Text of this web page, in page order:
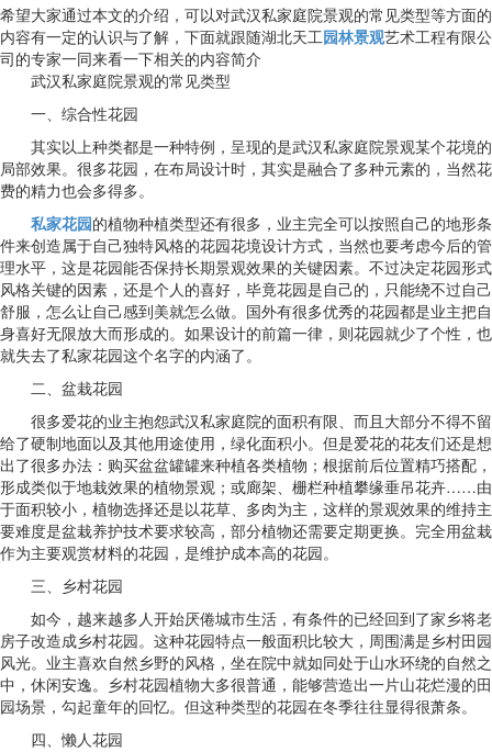
希望大家通过本文的介绍，可以对武汉私家庭院景观的常见类型等方面的
内容有一定的认识与了解，下面就跟随湖北天工园林景观艺术工程有限公
司的专家一同来看一下相关的内容简介
武汉私家庭院景观的常见类型
一、综合性花园
其实以上种类都是一种特例，呈现的是武汉私家庭院景观某个花境的
局部效果。很多花园，在布局设计时，其实是融合了多种元素的，当然花
费的精力也会多得多。
私家花园的植物种植类型还有很多，业主完全可以按照自己的地形条
件来创造属于自己独特风格的花园花境设计方式，当然也要考虑今后的管
理水平，这是花园能否保持长期景观效果的关键因素。不过决定花园形式
风格关键的因素，还是个人的喜好，毕竟花园是自己的，只能绕不过自己
舒服，怎么让自己感到美就怎么做。国外有很多优秀的花园都是业主把自
身喜好无限放大而形成的。如果设计的前篇一律，则花园就少了个性，也
就失去了私家花园这个名字的内涵了。
二、盆栽花园
很多爱花的业主抱怨武汉私家庭院的面积有限、而且大部分不得不留
给了硬制地面以及其他用途使用，绿化面积小。但是爱花的花友们还是想
出了很多办法：购买盆盆罐罐来种植各类植物；根据前后位置精巧搭配，
形成类似于地栽效果的植物景观；或廊架、栅栏种植攀缘垂吊花卉……由
于面积较小，植物选择还是以花草、多肉为主，这样的景观效果的维持主
要难度是盆栽养护技术要求较高，部分植物还需要定期更换。完全用盆栽
作为主要观赏材料的花园，是维护成本高的花园。
三、乡村花园
如今，越来越多人开始厌倦城市生活，有条件的已经回到了家乡将老
房子改造成乡村花园。这种花园特点一般面积比较大，周围满是乡村田园
风光。业主喜欢自然乡野的风格，坐在院中就如同处于山水环绕的自然之
中，休闲安逸。乡村花园植物大多很普通，能够营造出一片山花烂漫的田
园场景，勾起童年的回忆。但这种类型的花园在冬季往往显得很萧条。
四、懒人花园